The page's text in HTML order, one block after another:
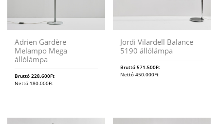
Adrien Gardère
Melampo Mega
állólámpa
Bruttó 228.600Ft
Nettó 180.000Ft
Jordi Vilardell Balance
5190 állólámpa
Bruttó571.500Ft
Nettó450.000Ft